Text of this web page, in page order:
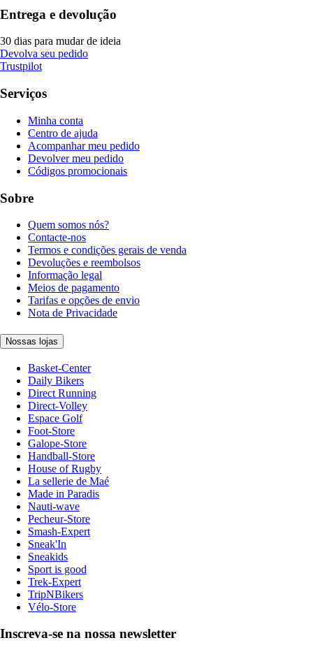
Entrega e devolução
30 dias para mudar de ideia
Devolva seu pedido
Trustpilot
Serviços
Minha conta
Centro de ajuda
Acompanhar meu pedido
Devolver meu pedido
Códigos promocionais
Sobre
Quem somos nós?
Contacte-nos
Termos e condições gerais de venda
Devoluções e reembolsos
Informação legal
Meios de pagamento
Tarifas e opções de envio
Nota de Privacidade
Nossas lojas
Basket-Center
Daily Bikers
Direct Running
Direct-Volley
Espace Golf
Foot-Store
Galope-Store
Handball-Store
House of Rugby
La sellerie de Maé
Made in Paradis
Nauti-wave
Pecheur-Store
Smash-Expert
Sneak'In
Sneakids
Sport is good
Trek-Expert
TripNBikers
Vélo-Store
Inscreva-se na nossa newsletter